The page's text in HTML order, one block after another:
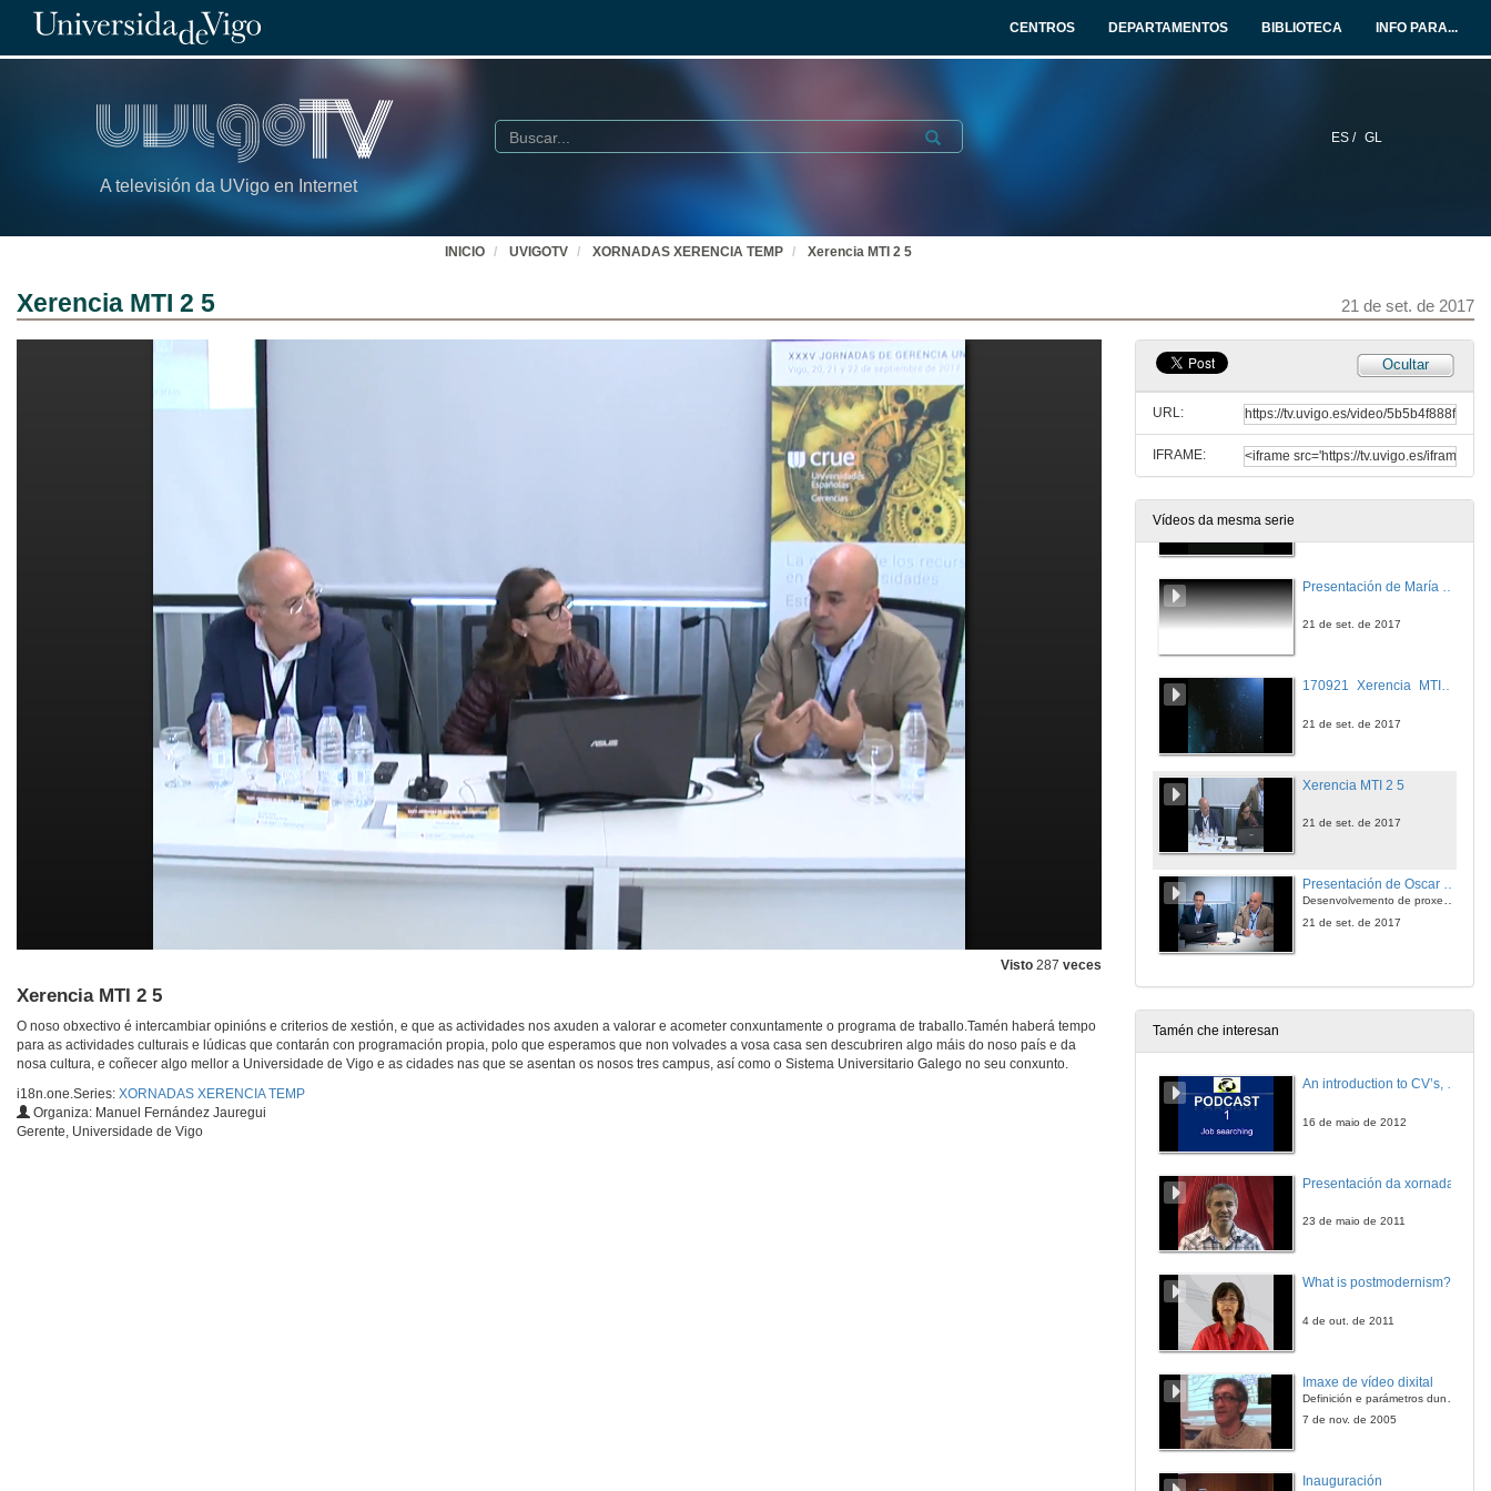
CENTROS DEPARTAMENTOS BIBLIOTECA INFO PARA...
A televisión da UVigo en Internet
ES / GL
Buscar Submit
INICIO UVIGOTV XORNADAS XERENCIA TEMP Xerencia MTI 2 5
Xerencia MTI 2 5 21 de set. de 2017
Visto 287 veces
Xerencia MTI 2 5
O noso obxectivo é intercambiar opinións e criterios de xestión, e que as actividades nos axuden a valorar e acometer conxuntamente o programa de traballo.Tamén haberá tempo
para as actividades culturais e lúdicas que contarán con programación propia, polo que esperamos que non volvades a vosa casa sen descubriren algo máis do noso país e da
nosa cultura, e coñecer algo mellor a Universidade de Vigo e as cidades nas que se asentan os nosos tres campus, así como o Sistema Universitario Galego no seu conxunto.
i18n.one.Series: XORNADAS XERENCIA TEMP
Organiza: Manuel Fernández Jauregui
Gerente, Universidade de Vigo
Ocultar
URL:
IFRAME:
Vídeos da mesma serie
21 de set. de 2017
21 de set. de 2017
170921_Xerencia_MTI_2_2
21 de set. de 2017
Xerencia MTI 2 5
21 de set. de 2017
Presentación de Oscar Martínez Lamigueiro
Desenvolvemento de proxectos
21 de set. de 2017
Tamén che interesan
An introduction to CV’s, letters, and job searching
16 de maio de 2012
Presentación da xornada
23 de maio de 2011
What is postmodernism?
4 de out. de 2011
Imaxe de vídeo dixital
Definición e parámetros dunha imaxe dixital. Resolución e Aspecto. Profundidade da cor. Compresión. Frame por segundo. Entrelazado. Campos, cadros
7 de nov. de 2005
Inauguración